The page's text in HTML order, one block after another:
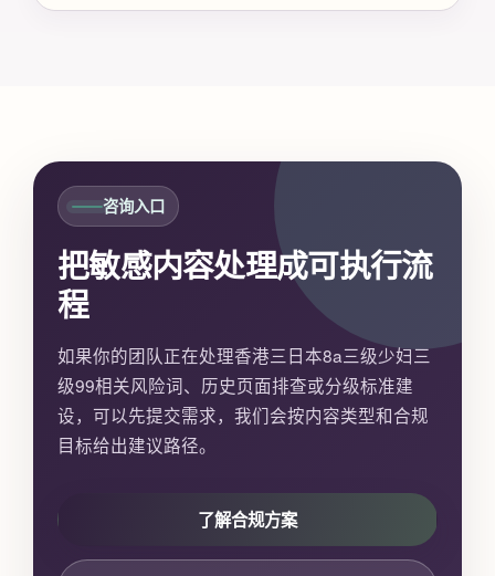
咨询入口
把敏感内容处理成可执行流
程
如果你的团队正在处理香港三日本8a三级少妇三
级99相关风险词、历史页面排查或分级标准建
设，可以先提交需求，我们会按内容类型和合规
目标给出建议路径。
了解合规方案